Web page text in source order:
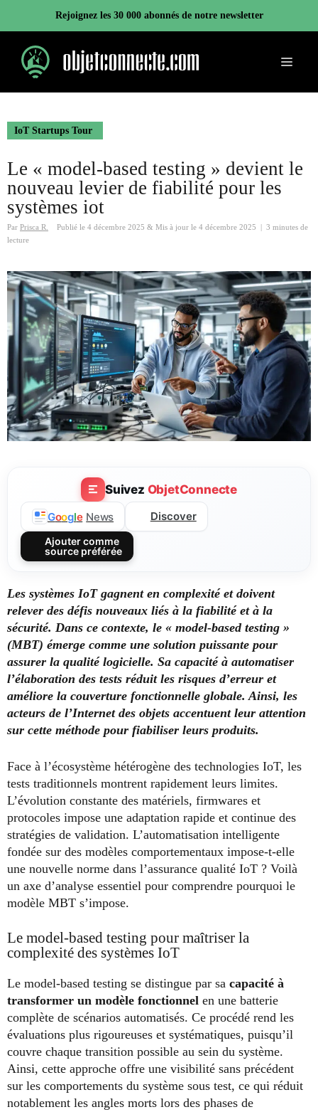
contenu
Rejoignez les 30 000 abonnés de notre newsletter
Menu
IoT Startups Tour
Le « model-based testing » devient le
nouveau levier de fiabilité pour les
systèmes iot
Par Prisca R. Publié le 4 décembre 2025 & Mis à jour le 4 décembre 2025
3 minutes de
lecture
Suivez ObjetConnecte
Google News Discover
Ajouter comme
source préférée
Les systèmes IoT gagnent en complexité et doivent
relever des défis nouveaux liés à la fiabilité et à la
sécurité. Dans ce contexte, le « model-based testing »
(MBT) émerge comme une solution puissante pour
assurer la qualité logicielle. Sa capacité à automatiser
l’élaboration des tests réduit les risques d’erreur et
améliore la couverture fonctionnelle globale. Ainsi, les
acteurs de l’Internet des objets accentuent leur attention
sur cette méthode pour fiabiliser leurs produits.
Face à l’écosystème hétérogène des technologies IoT, les
tests traditionnels montrent rapidement leurs limites.
L’évolution constante des matériels, firmwares et
protocoles impose une adaptation rapide et continue des
stratégies de validation. L’automatisation intelligente
fondée sur des modèles comportementaux impose-t-elle
une nouvelle norme dans l’assurance qualité IoT ? Voilà
un axe d’analyse essentiel pour comprendre pourquoi le
modèle MBT s’impose.
Le model-based testing pour maîtriser la
complexité des systèmes IoT
Le model-based testing se distingue par sa capacité à
transformer un modèle fonctionnel en une batterie
complète de scénarios automatisés. Ce procédé rend les
évaluations plus rigoureuses et systématiques, puisqu’il
couvre chaque transition possible au sein du système.
Ainsi, cette approche offre une visibilité sans précédent
sur les comportements du système sous test, ce qui réduit
notablement les angles morts lors des phases de